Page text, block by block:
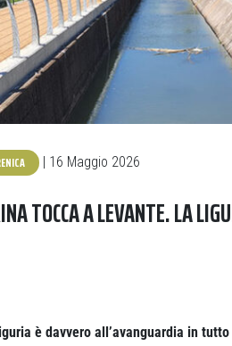
| 16 Maggio 2026
TOCCA A LEVANTE. LA
è davvero all’avanguardia in